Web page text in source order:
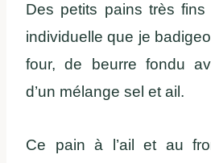
Des petits pains très fins
individuelle que je
four, de beurre fondu
d’un mélange sel et ail.
Ce pain à l’ail et au